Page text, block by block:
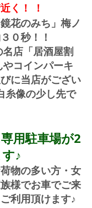
く！ ！
花のみち」梅ノ
０秒！！
店「居酒屋割
コインパーキ
に当店がござい
糸像の少し先で
用駐車場が2
♪
物の多い方・女
様でお車でご来
利用頂けます♪